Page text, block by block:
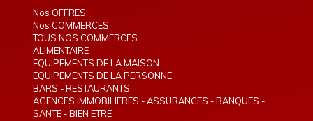
Nos OFFRES
Nos COMMERCES
TOUS NOS COMMERCES
ALIMENTAIRE
EQUIPEMENTS DE LA MAISON
EQUIPEMENTS DE LA PERSONNE
BARS - RESTAURANTS
AGENCES IMMOBILIERES - ASSURANCES - BANQUES -
TELEPHONIE - INTERIM
SANTE - BIEN ETRE